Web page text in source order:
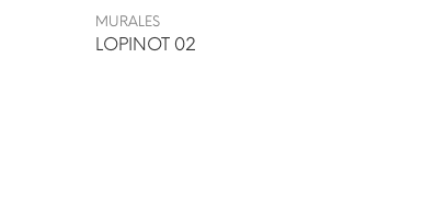
MURALES
LOPINOT 02